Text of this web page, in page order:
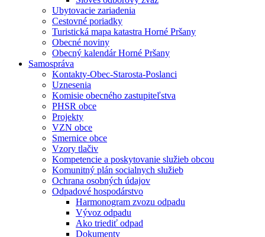
Ubytovacie zariadenia
Cestovné poriadky
Turistická mapa katastra Horné Pršany
Obecné noviny
Obecný kalendár Horné Pršany
Samospráva
Kontakty-Obec-Starosta-Poslanci
Uznesenia
Komisie obecného zastupiteľstva
PHSR obce
Projekty
VZN obce
Smernice obce
Vzory tlačiv
Kompetencie a poskytovanie služieb obcou
Komunitný plán socialnych služieb
Ochrana osobných údajov
Odpadové hospodárstvo
Harmonogram zvozu odpadu
Vývoz odpadu
Ako triediť odpad
Dokumenty